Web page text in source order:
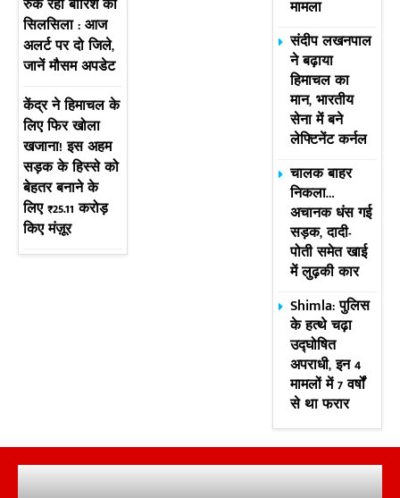
रुक रहा बारिश का
सिलसिला : आज
अलर्ट पर दो जिले,
जानें मौसम अपडेट
केंद्र ने हिमाचल के
लिए फिर खोला
खजाना! इस अहम
सड़क के हिस्से को
बेहतर बनाने के
लिए ₹25.11 करोड़
किए मंज़ूर
मामला
संदीप लखनपाल
ने बढ़ाया
हिमाचल का
मान, भारतीय
सेना में बने
लेफ्टिनेंट कर्नल
चालक बाहर
निकला…
अचानक धंस गई
सड़क, दादी-
पोती समेत खाई
में लुढ़की कार
Shimla: पुलिस
के हत्थे चढ़ा
उद्घोषित
अपराधी, इन 4
मामलों में 7 वर्षों
से था फरार